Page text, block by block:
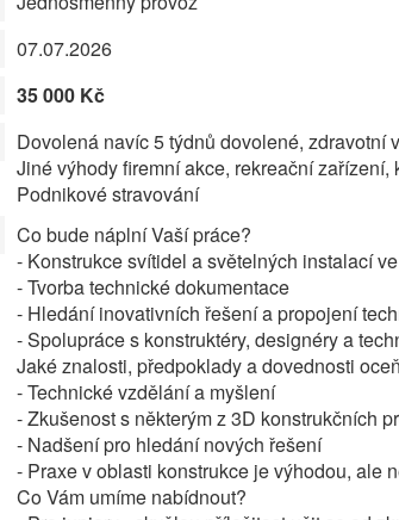
07.07.2026
35 000 Kč
Dovolená navíc 5 týdnů dovolené, zdravotní
Jiné výhody firemní akce, rekreační
Podnikové stravování
Co bude náplní Vaší práce?
- Konstrukce svítidel a světelných instalací
- Tvorba technické dokumentace
- Hledání inovativních řešení a propojení
- Spolupráce s konstruktéry, designéry a
Jaké znalosti, předpoklady a dovednosti
- Technické vzdělání a myšlení
- Zkušenost s některým z 3D konstrukčních
- Nadšení pro hledání nových řešení
- Praxe v oblasti konstrukce je výhodou, ale
Co Vám umíme nabídnout?